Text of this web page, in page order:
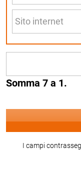
Somma 7 a 1.
I campi